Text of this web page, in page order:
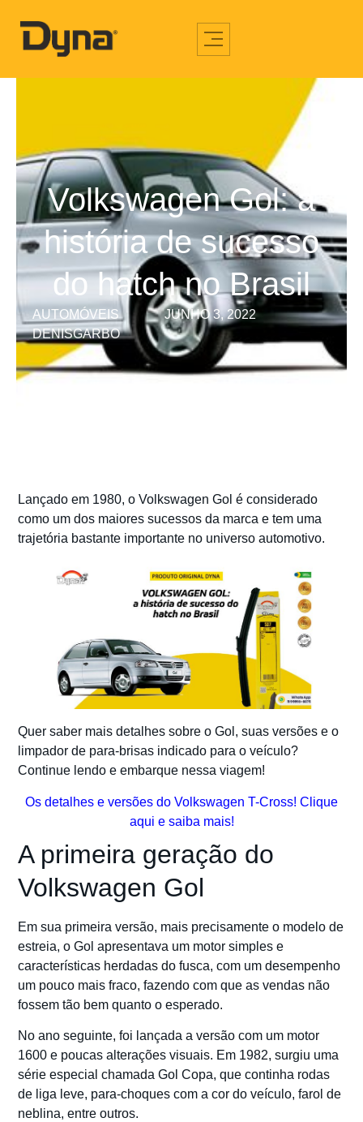
Volkswagen Gol: a
história de sucesso
do hatch no Brasil
AUTOMÓVEIS
JUNHO 3, 2022
DENISGARBO
Lançado em 1980, o Volkswagen Gol é considerado
como um dos maiores sucessos da marca e tem uma
trajetória bastante importante no universo automotivo.
Quer saber mais detalhes sobre o Gol, suas versões e o
limpador de para-brisas indicado para o veículo?
Continue lendo e embarque nessa viagem!
Os detalhes e versões do Volkswagen T-Cross! Clique
aqui e saiba mais!
A primeira geração do
Volkswagen Gol
Em sua primeira versão, mais precisamente o modelo de
estreia, o Gol apresentava um motor simples e
características herdadas do fusca, com um desempenho
um pouco mais fraco, fazendo com que as vendas não
fossem tão bem quanto o esperado.
No ano seguinte, foi lançada a versão com um motor
1600 e poucas alterações visuais. Em 1982, surgiu uma
série especial chamada Gol Copa, que continha rodas
de liga leve, para-choques com a cor do veículo, farol de
neblina, entre outros.